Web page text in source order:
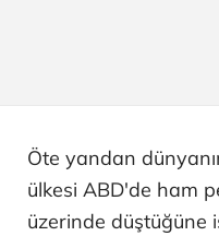
Öte yandan
ülkesi ABD'de ham
üzerinde düştüğüne